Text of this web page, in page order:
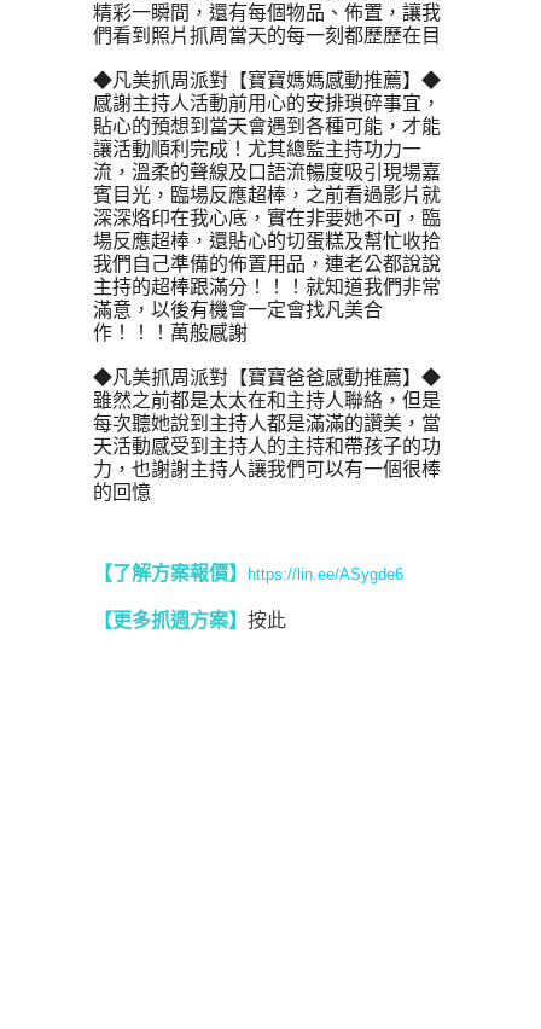
精彩一瞬間，還有每個物品、佈置，讓我
們看到照片抓周當天的每一刻都歷歷在目
◆凡美抓周派對【寶寶媽媽感動推薦】◆
感謝主持人活動前用心的安排瑣碎事宜，
貼心的預想到當天會遇到各種可能，才能
讓活動順利完成！尤其總監主持功力一
流，溫柔的聲線及口語流暢度吸引現場嘉
賓目光，臨場反應超棒，之前看過影片就
深深烙印在我心底，實在非要她不可，臨
場反應超棒，還貼心的切蛋糕及幫忙收拾
我們自己準備的佈置用品，連老公都說說
主持的超棒跟滿分！！！就知道我們非常
滿意，以後有機會一定會找凡美合
作！！！萬般感謝
◆凡美抓周派對【寶寶爸爸感動推薦】◆
雖然之前都是太太在和主持人聯絡，但是
每次聽她說到主持人都是滿滿的讚美，當
天活動感受到主持人的主持和帶孩子的功
力，也謝謝主持人讓我們可以有一個很棒
的回憶
【了解方案報價】 https://lin.ee/ASygde6
【更多抓週方案】 按此